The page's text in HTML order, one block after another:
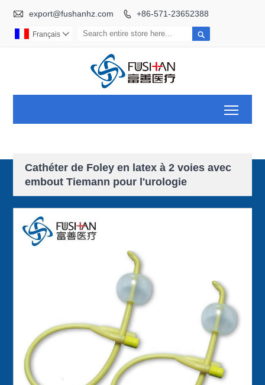
 export@fushanhz.com  +86-571-23652388

Français 
Cathéter de Foley en latex à 2 voies avec
embout Tiemann pour l'urologie